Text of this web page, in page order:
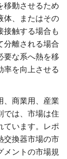
移動させるため
体、またはその
接触する場合も
分離される場合
要な系へ熱を移
率を向上させる
、商業用、産業
では、市場は住
ています。レポ
交換器市場の市
メントの市場規